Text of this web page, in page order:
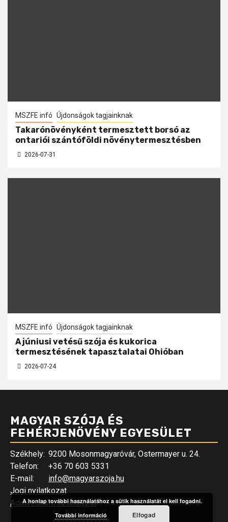
MSZFE infó Újdonságok tagjainknak
Takarónövényként termesztett borsó az
ontariói szántóföldi növénytermesztésben
2026-07-31
MSZFE infó Újdonságok tagjainknak
A júniusi vetésű szója és kukorica
termesztésének tapasztalatai Ohióban
2026-07-24
MAGYAR SZÓJA ÉS
FEHÉRJENÖVÉNY EGYESÜLET
Székhely: 9200 Mosonmagyaróvár, Ostermayer u. 24.
Telefon:
+36 70 603 5331
E-mail:
info@magyarszoja.hu
Jogi nyilatkozat
Adatvédelmi szabályzat
A honlap további használatához a sütik használatát el kell fogadni.
További információ
Elfogad